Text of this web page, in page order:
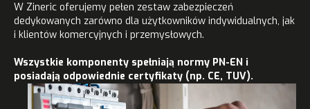
W Zineric oferujemy pełen zestaw zabezpieczeń
dedykowanych zarówno dla użytkowników indywidualnych, jak
i klientów komercyjnych i przemysłowych.
Wszystkie komponenty spełniają normy PN-EN i
posiadają odpowiednie certyfikaty (np. CE, TUV).